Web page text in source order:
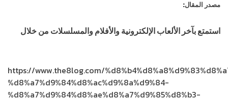
مصدر المقال:
استمتع بآخر الألعاب الإلكترونية والأفلام والمسلسلات من خلال
https://www.the8log.com/
%d8%a7%d9%84%d8%ac%d9%8a%d9%84-
%d8%a7%d9%84%d8%ae%d8%a7%d9%85%d8%b3-